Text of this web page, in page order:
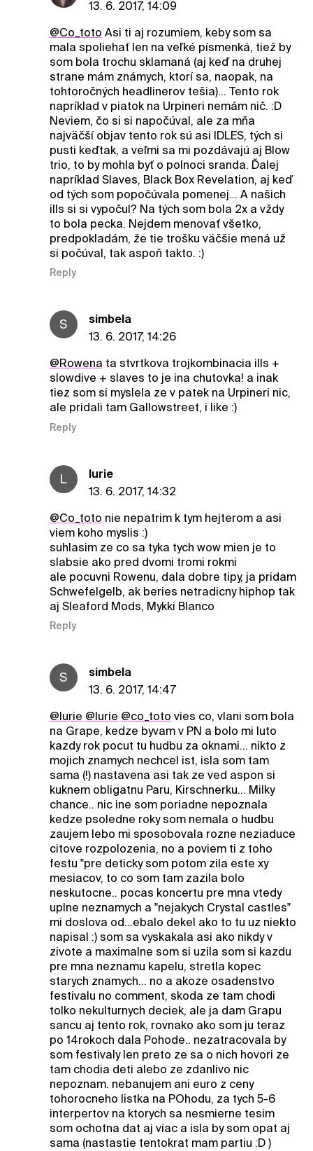
13. 6. 2017, 14:09
@Co_toto Asi ti aj rozumiem, keby som sa
mala spoliehať len na veľké písmenká, tiež by
som bola trochu sklamaná (aj keď na druhej
strane mám známych, ktorí sa, naopak, na
tohtoročných headlinerov tešia)... Tento rok
napríklad v piatok na Urpineri nemám nič. :D
Neviem, čo si si napočúval, ale za mňa
najväčší objav tento rok sú asi IDLES, tých si
pusti keďtak, a veľmi sa mi pozdávajú aj Blow
trio, to by mohla byť o polnoci sranda. Ďalej
napríklad Slaves, Black Box Revelation, aj keď
od tých som popočúvala pomenej... A našich
ills si si vypočul? Na tých som bola 2x a vždy
to bola pecka. Nejdem menovať všetko,
predpokladám, že tie trošku väčšie mená už
si počúval, tak aspoň takto. :)
Reply
S
simbela
13. 6. 2017, 14:26
@Rowena ta stvrtkova trojkombinacia ills +
slowdive + slaves to je ina chutovka! a inak
tiez som si myslela ze v patek na Urpineri nic,
ale pridali tam Gallowstreet, i like :)
Reply
L
lurie
13. 6. 2017, 14:32
@Co_toto nie nepatrim k tym hejterom a asi
viem koho myslis :)
suhlasim ze co sa tyka tych wow mien je to
slabsie ako pred dvomi tromi rokmi
ale pocuvni Rowenu, dala dobre tipy, ja pridam
Schwefelgelb, ak beries netradicny hiphop tak
aj Sleaford Mods, Mykki Blanco
Reply
S
simbela
13. 6. 2017, 14:47
@lurie @lurie @co_toto vies co, vlani som bola
na Grape, kedze byvam v PN a bolo mi luto
kazdy rok pocut tu hudbu za oknami... nikto z
mojich znamych nechcel ist, isla som tam
sama (!) nastavena asi tak ze ved aspon si
kuknem obligatnu Paru, Kirschnerku... Milky
chance.. nic ine som poriadne nepoznala
kedze psoledne roky som nemala o hudbu
zaujem lebo mi sposobovala rozne neziaduce
citove rozpolozenia, no a poviem ti z toho
festu "pre deticky som potom zila este xy
mesiacov, to co som tam zazila bolo
neskutocne.. pocas koncertu pre mna vtedy
uplne neznamych a "nejakych Crystal castles"
mi doslova od...ebalo dekel ako to tu uz niekto
napisal :) som sa vyskakala asi ako nikdy v
zivote a maximalne som si uzila som si kazdu
pre mna neznamu kapelu, stretla kopec
starych znamych... no a akoze osadenstvo
festivalu no comment, skoda ze tam chodi
tolko nekulturnych deciek, ale ja dam Grapu
sancu aj tento rok, rovnako ako som ju teraz
po 14rokoch dala Pohode.. nezatracovala by
som festivaly len preto ze sa o nich hovori ze
tam chodia deti alebo ze zdanlivo nic
nepoznam. nebanujem ani euro z ceny
tohorocneho listka na POhodu, za tych 5-6
interpertov na ktorych sa nesmierne tesim
som ochotna dat aj viac a isla by som opat aj
sama (nastastie tentokrat mam partiu :D )